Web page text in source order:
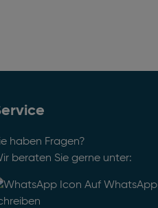
haben Fragen?
beraten Sie gerne unter:
Auf WhatsApp